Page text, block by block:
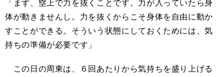
「まず、塁上で力を抜くことです。力が入っていたら身
体が動きませんし。力を抜くからこそ身体を自由に動か
すことができる。そういう状態にしておくためには、気
持ちの準備が必要です」
この日の周東は、６回あたりから気持ちを盛り上げる